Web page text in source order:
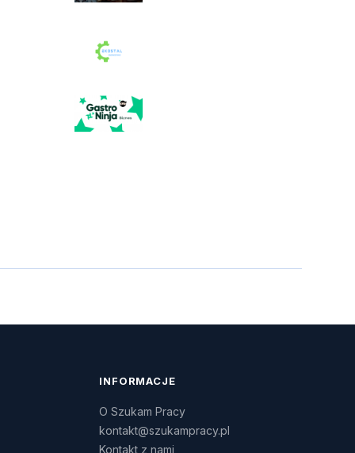
INFORMACJE
O Szukam Pracy
kontakt@szukampracy.pl
Kontakt z nami